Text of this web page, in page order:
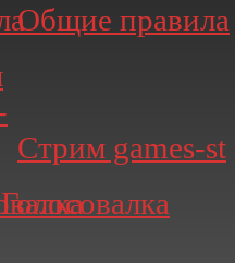
Общие правила
Стрим games-st
Голосовалка